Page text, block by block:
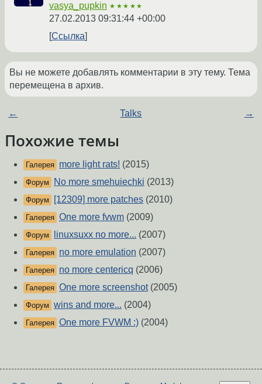
vasya_pupkin ★★★★★
27.02.2013 09:31:44 +00:00
Ссылка
Вы не можете добавлять комментарии в эту тему. Тема
перемещена в архив.
← Talks →
Похожие темы
Галерея more light rats! (2015)
Форум No more smehuiechki (2013)
Форум [12309] more patches (2010)
Галерея One more fvwm (2009)
Форум linuxsuxx no more... (2007)
Галерея no more emulation (2007)
Галерея no more centericq (2006)
Галерея One more screenshot(2005)
Форум wins and more... (2004)
Галерея One more FVWM :) (2004)